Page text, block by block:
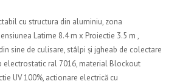
cu structura din aluminiu, zona
Latime 8.4 m x Proiectie 3.5 m ,
sine de culisare, stâlpi și jgheab de colectare
electrostatic ral 7016, material Blockout
UV 100%, actionare electrică cu